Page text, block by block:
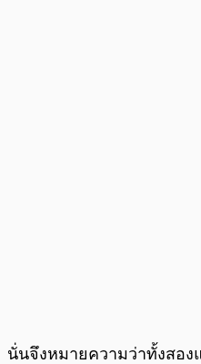
นั่นจึงหมายความว่าทั้งสอง